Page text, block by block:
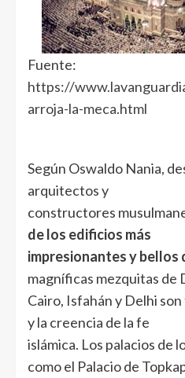
Fuente:
https://
arroja-la-meca.html
Según Oswaldo Nania,
arquitectos y
constructores
de los edificios más
impresionantes y bellos
magníficas mezquitas de
Cairo, Isfahán y Delhi
y la creencia de la fe
islámica. Los palacios de
como el Palacio de